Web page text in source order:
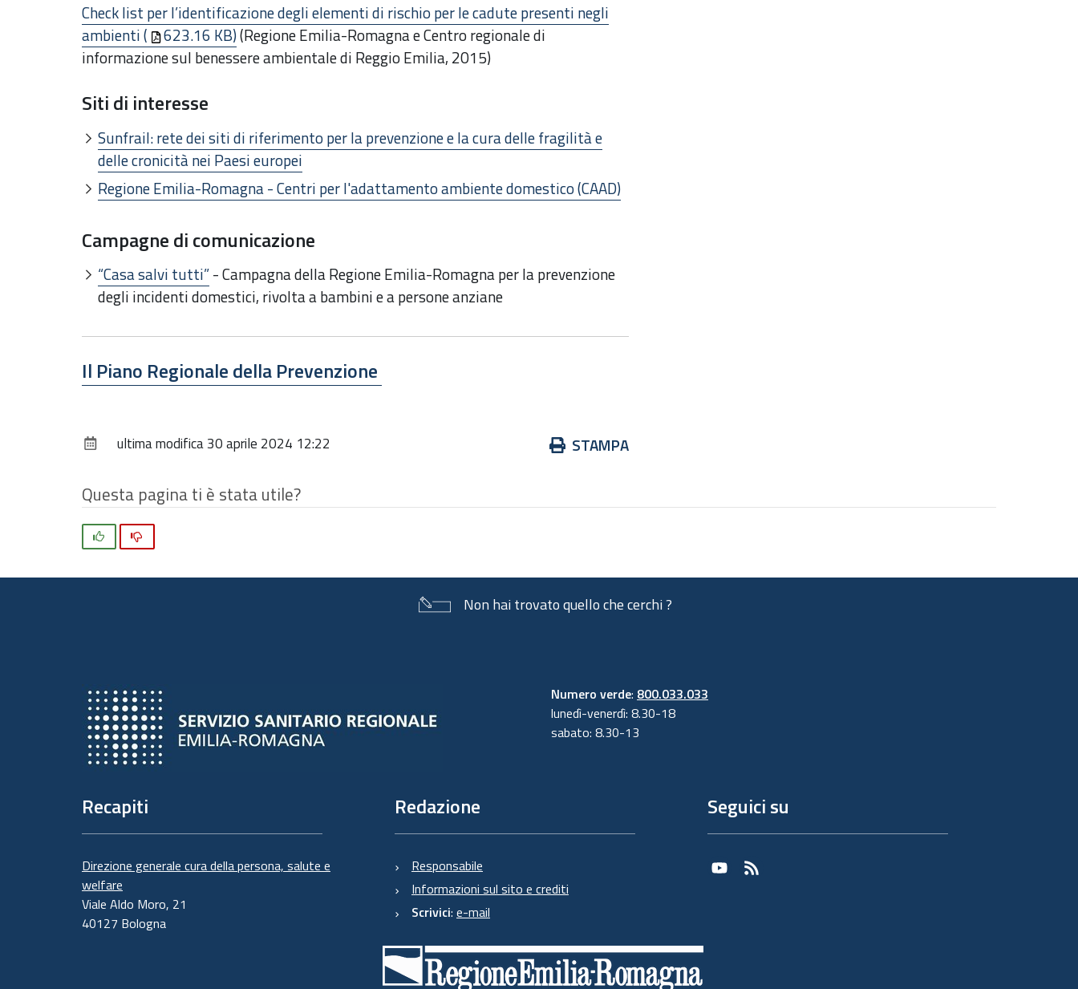
Check list per l’identificazione degli elementi di rischio per le cadute presenti negli
ambienti (
623.16 KB)(Regione Emilia-Romagna e Centro regionale di
informazione sul benessere ambientale di Reggio Emilia, 2015)
Siti di interesse
Sunfrail: rete dei siti di riferimento per la prevenzione e la cura delle fragilità e
delle cronicità nei Paesi europei
Regione Emilia-Romagna - Centri per l'adattamento ambiente domestico (CAAD)
Campagne di comunicazione
“Casa salvi tutti”- Campagna della Regione Emilia-Romagna per la prevenzione
degli incidenti domestici, rivolta a bambini e a persone anziane
Il Piano Regionale della Prevenzione
AzioniSTAMPA
ultima modifica30 aprile 2024 12:22
Questa pagina ti è stata utile?
Non hai trovato quello che cerchi ?
Numero verde: 800.033.033
lunedì-venerdì: 8.30-18
sabato: 8.30-13
Recapiti
Direzione generale cura della persona, salute e
welfare
Viale Aldo Moro, 21
40127 Bologna
Redazione
Responsabile
Informazioni sul sito e crediti
Scrivici: e-mail
Seguici su
Youtube
RSS